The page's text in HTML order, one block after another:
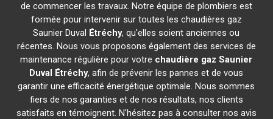
de commencer les travaux. Notre équipe de plombiers est
formée pour intervenir sur toutes les chaudières gaz
Saunier Duval Étréchy, qu'elles soient anciennes ou
récentes. Nous vous proposons également des services de
maintenance régulière pour votre chaudière gaz Saunier
Duval Étréchy, afin de prévenir les pannes et de vous
garantir une efficacité énergétique optimale. Nous sommes
fiers de nos garanties et de nos résultats, nos clients
satisfaits en témoignent. N'hésitez pas à consulter nos avis